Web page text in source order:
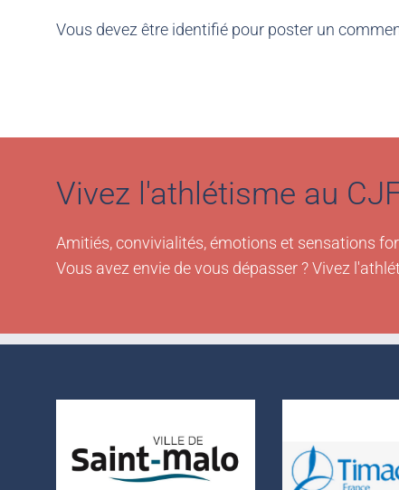
Vous devez être identifié pour poster un
Vivez l'athlétisme au
Amitiés, convivialités, émotions et sensations
Vous avez envie de vous dépasser ? Vivez